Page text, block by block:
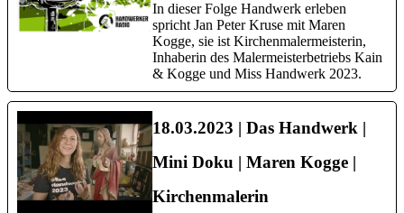
In dieser Folge Handwerk erleben
spricht Jan Peter Kruse mit Maren
Kogge, sie ist Kirchenmalermeisterin,
Inhaberin des Malermeisterbetriebs Kain
& Kogge und Miss Handwerk 2023.
18.03.2023 | Das Handwerk |
Mini Doku | Maren Kogge |
Kirchenmalerin